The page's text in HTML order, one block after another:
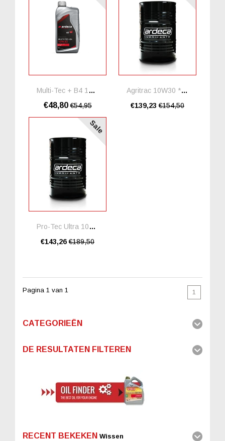
Multi-Tec + B4 10W30 *5 Liter
€48,80€54,95
Agritrac 10W30 *20 Liter
€139,23€154,50
Sale
Pro-Tec Ultra 10W30 *20 Liter
€143,26€189,50
Pagina 1 van 1 1
CATEGORIEËN
DE RESULTATEN FILTEREN
RECENT BEKEKEN Wissen